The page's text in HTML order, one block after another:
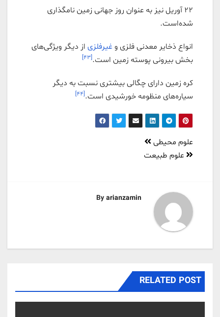
۲۲ آوریل نیز به عنوان روز جهانی زمین نامگذاری
شده‌است.
انواع ذخایر معدنی فلزی و غیرفلزی از دیگر ویژگی‌های
بخش بیرونی پوسته زمین است.
کره زمین دارای چگالی بیشتری نسبت به دیگر
سیاره‌های منظومه خورشیدی است.
راهبری
نوشته
علوم محیطی
علوم طبیعت
By arianzamin
RELATED POST